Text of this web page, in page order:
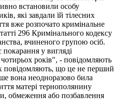
встановили особу
які завдали їй тілесних
вже розпочато кримінальне
296 Кримінального кодексу
вчиненого групою осіб.
покарання у вигляді
років", - повідомляють
повідомляють, що це не перший
вона неодноразово била
матері тернополянину
обмеження або позбавлення